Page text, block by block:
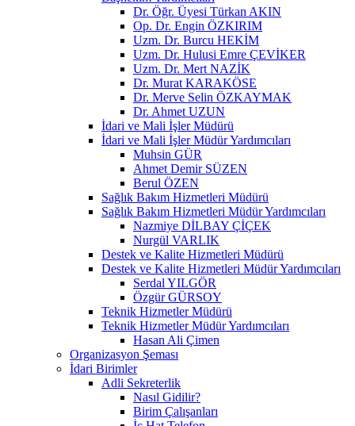
Dr. Öğr. Üyesi Türkan AKIN
Op. Dr. Engin ÖZKIRIM
Uzm. Dr. Burcu HEKİM
Uzm. Dr. Hulusi Emre ÇEVİKER
Uzm. Dr. Mert NAZİK
Dr. Murat KARAKÖSE
Dr. Merve Selin ÖZKAYMAK
Dr. Ahmet UZUN
İdari ve Mali İşler Müdürü
İdari ve Mali İşler Müdür Yardımcıları
Muhsin GÜR
Ahmet Demir SÜZEN
Berul ÖZEN
Sağlık Bakım Hizmetleri Müdürü
Sağlık Bakım Hizmetleri Müdür Yardımcıları
Nazmiye DİLBAY ÇİÇEK
Nurgül VARLIK
Destek ve Kalite Hizmetleri Müdürü
Destek ve Kalite Hizmetleri Müdür Yardımcıları
Serdal YILGÖR
Özgür GÜRSOY
Teknik Hizmetler Müdürü
Teknik Hizmetler Müdür Yardımcıları
Hasan Ali Çimen
Organizasyon Şeması
İdari Birimler
Adli Sekreterlik
Nasıl Gidilir?
Birim Çalışanları